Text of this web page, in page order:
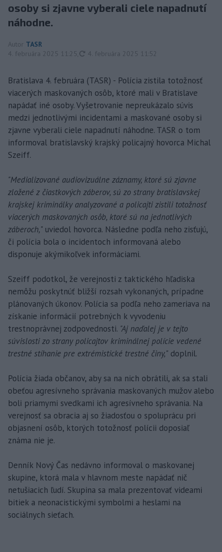
osoby si zjavne vyberali ciele napadnutí
náhodne.
Autor TASR
4. februára 2025 11:25
aktualizované
4. februára 2025 11:52
Bratislava 4. februára (TASR) - Polícia zistila totožnosť
viacerých maskovaných osôb, ktoré mali v Bratislave
napádať iné osoby. Vyšetrovanie nepreukázalo súvis
medzi jednotlivými incidentami a maskované osoby si
zjavne vyberali ciele napadnutí náhodne. TASR o tom
informoval bratislavský krajský policajný hovorca Michal
Szeiff.
"Medializované audiovizuálne záznamy, ktoré sú zjavne
zložené z čiastkových záberov, sú zo strany bratislavskej
krajskej kriminálky analyzované a policajti zistili totožnosť
viacerých maskovaných osôb, ktoré sú na jednotlivých
záberoch," uviedol hovorca. Následne podľa neho zisťujú,
či polícia bola o incidentoch informovaná alebo
disponuje akýmikoľvek informáciami.
Szeiff podotkol, že verejnosti z taktického hľadiska
nemôžu poskytnúť bližší rozsah vykonaných, prípadne
plánovaných úkonov. Polícia sa podľa neho zameriava na
získanie informácií potrebných k vyvodeniu
trestnoprávnej zodpovednosti. "Aj naďalej je v tejto
súvislosti zo strany policajtov kriminálnej polície vedené
trestné stíhanie pre extrémistické trestné činy," doplnil.
Polícia žiada občanov, aby sa na nich obrátili, ak sa stali
obeťou agresívneho správania maskovaných mužov alebo
boli priamymi svedkami ich agresívneho správania. Na
verejnosť sa obracia aj so žiadosťou o spoluprácu pri
objasnení osôb, ktorých totožnosť polícii doposiaľ
známa nie je.
Denník Nový Čas nedávno informoval o maskovanej
skupine, ktorá mala v hlavnom meste napádať nič
netušiacich ľudí. Skupina sa mala prezentovať videami
bitiek a neonacistickými symbolmi a heslami na
sociálnych sieťach.